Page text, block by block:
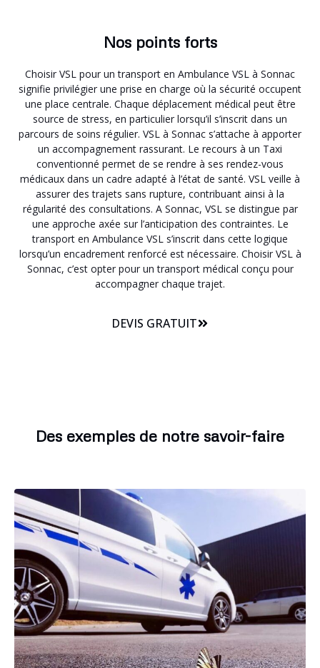
Nos points forts
Choisir VSL pour un transport en Ambulance VSL à Sonnac
signifie privilégier une prise en charge où la sécurité occupent
une place centrale. Chaque déplacement médical peut être
source de stress, en particulier lorsqu’il s’inscrit dans un
parcours de soins régulier. VSL à Sonnac s’attache à apporter
un accompagnement rassurant. Le recours à un Taxi
conventionné permet de se rendre à ses rendez-vous
médicaux dans un cadre adapté à l’état de santé. VSL veille à
assurer des trajets sans rupture, contribuant ainsi à la
régularité des consultations. A Sonnac, VSL se distingue par
une approche axée sur l’anticipation des contraintes. Le
transport en Ambulance VSL s’inscrit dans cette logique
lorsqu’un encadrement renforcé est nécessaire. Choisir VSL à
Sonnac, c’est opter pour un transport médical conçu pour
accompagner chaque trajet.
DEVIS GRATUIT
Des exemples de notre savoir-faire